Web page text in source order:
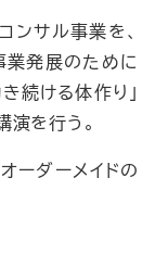
ンサル事業を、
業発展のために
続ける体作り」
演を行う。
ーダーメイドの